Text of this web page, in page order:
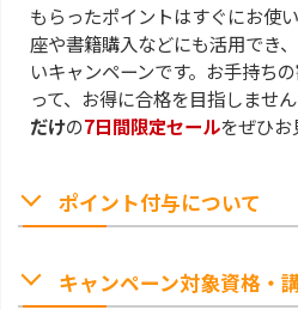
もらったポイントはすぐにお使
座や書籍購入などにも活用でき
いキャンペーンです。お手持ち
って、お得に合格を目指しません
だけの7日間限定セールをぜひお
ポイント付与について
キャンペーン対象資格・